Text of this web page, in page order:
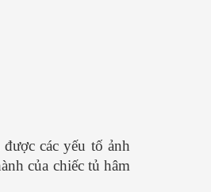
các yếu tố ảnh
của chiếc tủ hâm